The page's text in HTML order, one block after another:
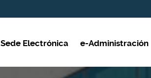
Sede Electrónica e-Administración